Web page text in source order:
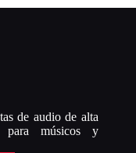
de audio de alta
para músicos y